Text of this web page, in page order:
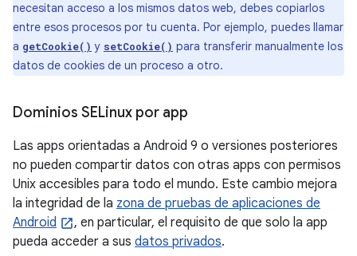
necesitan acceso a los mismos datos web, debes copiarlos
entre esos procesos por tu cuenta. Por ejemplo, puedes llamar
a getCookie() y setCookie() para transferir manualmente los
datos de cookies de un proceso a otro.
Dominios SELinux por app
Las apps orientadas a Android 9 o versiones posteriores
no pueden compartir datos con otras apps con permisos
Unix accesibles para todo el mundo. Este cambio mejora
la integridad de la zona de pruebas de aplicaciones de
Android
, en particular, el requisito de que solo la app
pueda acceder a sus datos privados.